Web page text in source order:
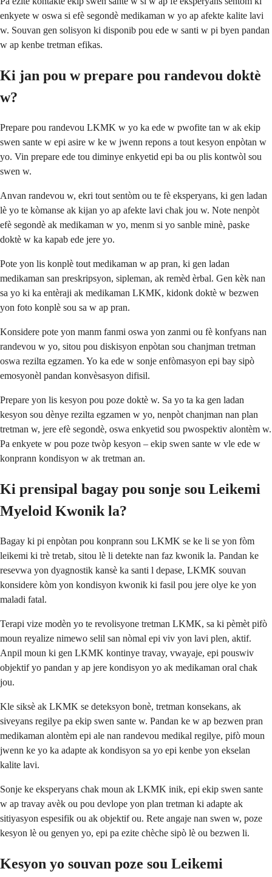
enkyete w oswa si efè segondè medikaman w yo ap afekte kalite lavi
w. Souvan gen solisyon ki disponib pou ede w santi w pi byen pandan
w ap kenbe tretman efikas.
Ki jan pou w prepare pou randevou doktè
w?
Prepare pou randevou LKMK w yo ka ede w pwofite tan w ak ekip
swen sante w epi asire w ke w jwenn repons a tout kesyon enpòtan w
yo. Vin prepare ede tou diminye enkyetid epi ba ou plis kontwòl sou
swen w.
Anvan randevou w, ekri tout sentòm ou te fè eksperyans, ki gen ladan
lè yo te kòmanse ak kijan yo ap afekte lavi chak jou w. Note nenpòt
efè segondè ak medikaman w yo, menm si yo sanble minè, paske
doktè w ka kapab ede jere yo.
Pote yon lis konplè tout medikaman w ap pran, ki gen ladan
medikaman san preskripsyon, sipleman, ak remèd èrbal. Gen kèk nan
sa yo ki ka entèraji ak medikaman LKMK, kidonk doktè w bezwen
yon foto konplè sou sa w ap pran.
Konsidere pote yon manm fanmi oswa yon zanmi ou fè konfyans nan
randevou w yo, sitou pou diskisyon enpòtan sou chanjman tretman
oswa rezilta egzamen. Yo ka ede w sonje enfòmasyon epi bay sipò
emosyonèl pandan konvèsasyon difisil.
Prepare yon lis kesyon pou poze doktè w. Sa yo ta ka gen ladan
kesyon sou dènye rezilta egzamen w yo, nenpòt chanjman nan plan
tretman w, jere efè segondè, oswa enkyetid sou pwospektiv alontèm w.
Pa enkyete w pou poze twòp kesyon – ekip swen sante w vle ede w
konprann kondisyon w ak tretman an.
Ki prensipal bagay pou sonje sou Leikemi
Myeloid Kwonik la?
Bagay ki pi enpòtan pou konprann sou LKMK se ke li se yon fòm
leikemi ki trè tretab, sitou lè li detekte nan faz kwonik la. Pandan ke
resevwa yon dyagnostik kansè ka santi l depase, LKMK souvan
konsidere kòm yon kondisyon kwonik ki fasil pou jere olye ke yon
maladi fatal.
Terapi vize modèn yo te revolisyone tretman LKMK, sa ki pèmèt pifò
moun reyalize nimewo selil san nòmal epi viv yon lavi plen, aktif.
Anpil moun ki gen LKMK kontinye travay, vwayaje, epi pouswiv
objektif yo pandan y ap jere kondisyon yo ak medikaman oral chak
jou.
Kle siksè ak LKMK se deteksyon bonè, tretman konsekans, ak
siveyans regilye pa ekip swen sante w. Pandan ke w ap bezwen pran
medikaman alontèm epi ale nan randevou medikal regilye, pifò moun
jwenn ke yo ka adapte ak kondisyon sa yo epi kenbe yon ekselan
kalite lavi.
Sonje ke eksperyans chak moun ak LKMK inik, epi ekip swen sante
w ap travay avèk ou pou devlope yon plan tretman ki adapte ak
sitiyasyon espesifik ou ak objektif ou. Rete angaje nan swen w, poze
kesyon lè ou genyen yo, epi pa ezite chèche sipò lè ou bezwen li.
Kesyon yo souvan poze sou Leikemi